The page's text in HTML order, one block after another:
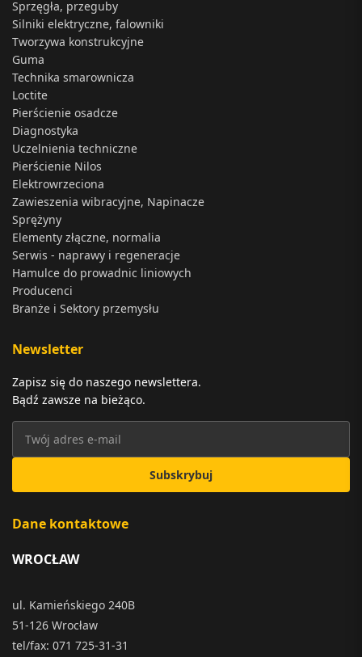
Sprzęgła, przeguby
Silniki elektryczne, falowniki
Tworzywa konstrukcyjne
Guma
Technika smarownicza
Loctite
Pierścienie osadcze
Diagnostyka
Uczelnienia techniczne
Pierścienie Nilos
Elektrowrzeciona
Zawieszenia wibracyjne, Napinacze
Sprężyny
Elementy złączne, normalia
Serwis - naprawy i regeneracje
Hamulce do prowadnic liniowych
Producenci
Branże i Sektory przemysłu
Newsletter
Zapisz się do naszego newslettera.
Bądź zawsze na bieżąco.
Subskrybuj
Dane kontaktowe
WROCŁAW
ul. Kamieńskiego 240B
51-126 Wrocław
tel/fax: 071 725-31-31